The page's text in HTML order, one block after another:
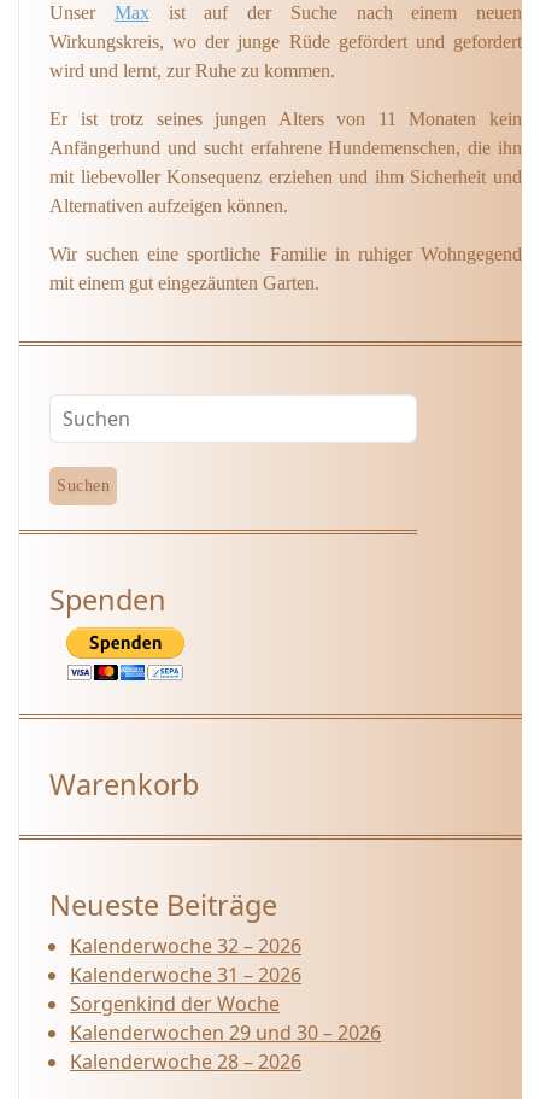
Unser Maxist auf der Suche nach einem neuen
Wirkungskreis, wo der junge Rüde gefördert und gefordert
wird und lernt, zur Ruhe zu kommen.
Er ist trotz seines jungen Alters von 11 Monaten kein
Anfängerhund und sucht erfahrene Hundemenschen, die ihn
mit liebevoller Konsequenz erziehen und ihm Sicherheit und
Alternativen aufzeigen können.
Wir suchen eine sportliche Familie in ruhiger Wohngegend
mit einem gut eingezäunten Garten.
Spenden
Warenkorb
Neueste Beiträge
Kalenderwoche 32 – 2026
Kalenderwoche 31 – 2026
Sorgenkind der Woche
Kalenderwochen 29 und 30 – 2026
Kalenderwoche 28 – 2026